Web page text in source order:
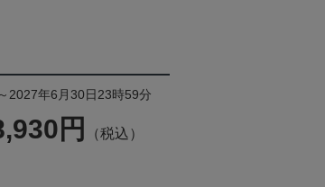
2027年6月30日23時59分
円 （税込）